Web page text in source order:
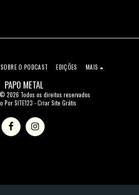
PAPO METAL
2026 Todos os direitos reservados
PorSITE123 -Criar Site Grátis
SOBRE O PODCAST EDIÇÕES MAIS